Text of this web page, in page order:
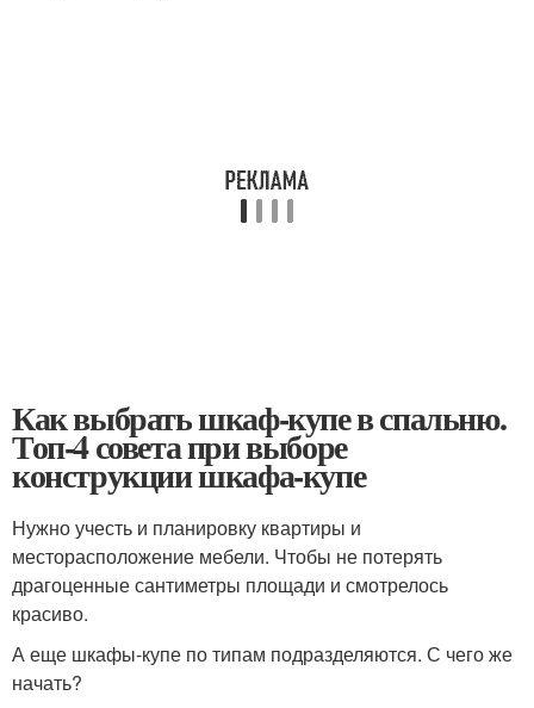
Как выбрать шкаф-купе в спальню.
Топ-4 совета при выборе
конструкции шкафа-купе
Нужно учесть и планировку квартиры и
месторасположение мебели. Чтобы не потерять
драгоценные сантиметры площади и смотрелось
красиво.
А еще шкафы-купе по типам подразделяются. С чего же
начать?